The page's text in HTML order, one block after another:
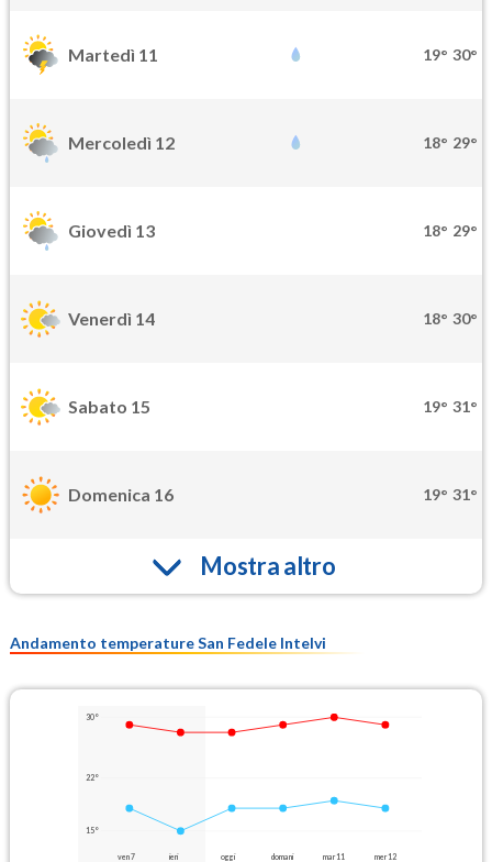
Martedì 11 19° 30°
Mercoledì 12 18° 29°
Giovedì 13 18° 29°
Venerdì 14 18° 30°
Sabato 15 19° 31°
Domenica 16 19° 31°
Mostra altro
Andamento temperature San Fedele Intelvi
30°
22°
15°
ven 7 ieri oggi domani mar 11 mer 12